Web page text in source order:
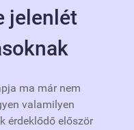
jelenlét
ma már nem
valamilyen
érdeklődő először